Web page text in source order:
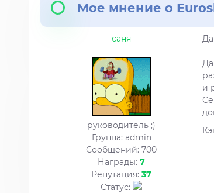
Мое мнение о
саня
руководитель ;)
Группа: admin
Сообщений: 700
Награды: 7
Репутация: 37
Статус:
и